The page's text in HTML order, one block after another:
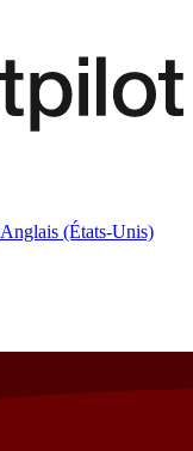
Anglais (États-Unis)